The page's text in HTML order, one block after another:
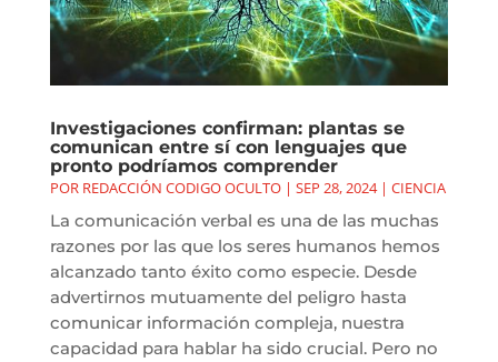
Investigaciones confirman: plantas se
comunican entre sí con lenguajes que
pronto podríamos comprender
POR REDACCIÓN CODIGO OCULTO| SEP 28, 2024| CIENCIA
La comunicación verbal es una de las muchas
razones por las que los seres humanos hemos
alcanzado tanto éxito como especie. Desde
advertirnos mutuamente del peligro hasta
comunicar información compleja, nuestra
capacidad para hablar ha sido crucial. Pero no